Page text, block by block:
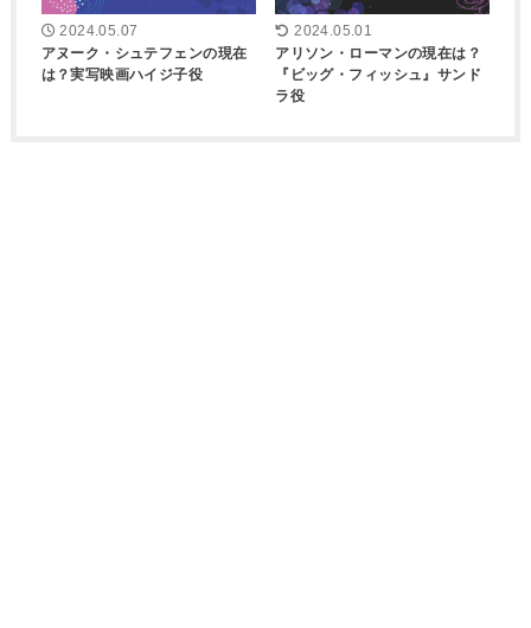
2024.05.07
アヌーク・シュテフェンの現在
は？実写映画ハイジ子役
2024.05.01
アリソン・ローマンの現在は？
『ビッグ・フィッシュ』サンド
ラ役